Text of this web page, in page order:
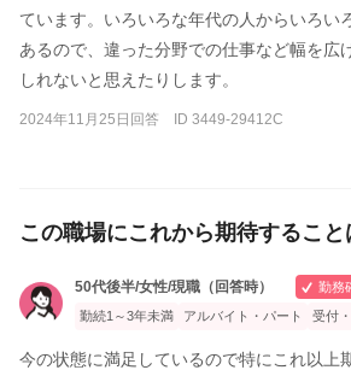
ています。いろいろな年代の人からいろい
あるので、違った分野での仕事など幅を広
しれないと思えたりします。
2024年11月25日回答 ID 3449-29412C
この職場にこれから期待すること
50代後半/女性/現職（回答時）
勤務
勤続1～3年未満
アルバイト・パート 受付
今の状態に満足しているので特にこれ以上